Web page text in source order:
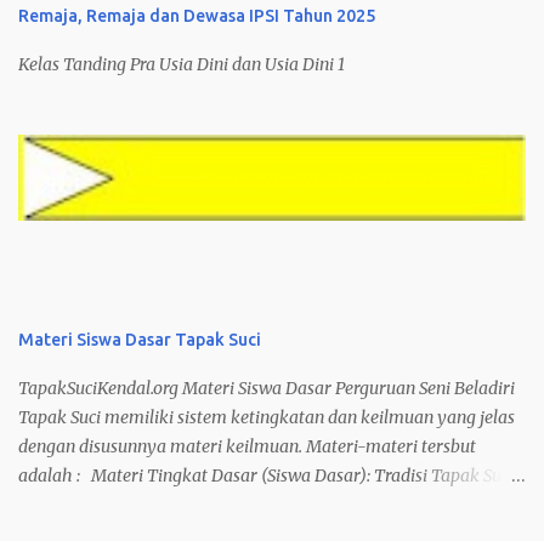
Remaja, Remaja dan Dewasa IPSI Tahun 2025
Kelas Tanding Pra Usia Dini dan Usia Dini 1
Materi Siswa Dasar Tapak Suci
TapakSuciKendal.org Materi Siswa Dasar Perguruan Seni Beladiri
Tapak Suci memiliki sistem ketingkatan dan keilmuan yang jelas
dengan disusunnya materi keilmuan. Materi-materi tersbut
adalah : Materi Tingkat Dasar (Siswa Dasar): Tradisi Tapak Suci: